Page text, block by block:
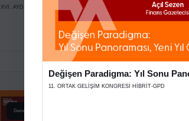
XVI. AYD ALIŞVERİŞ EKONOMİSİ ZİRVESİ
29 Aralık 2025
XVI. AYD
Genel
Değişen Paradigma: Yıl Sonu
11. ORTAK GELİŞİM KONGRESİ HİBRİT-GPD